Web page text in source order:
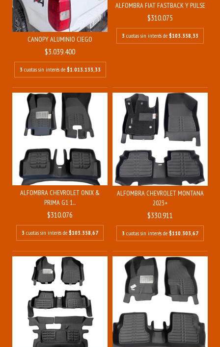
CANOPY ALUMINIO CIEGO
$3.039.400
3 cuotas sin interés de $1.013.133,33
ALFOMBRA FIAT FASTBACK Y PULSE
$310.075
3 cuotas sin interés de $103.358,33
ALFOMBRA CHEVROLET ONIX &
PRIMA G1 1...
$310.076
3 cuotas sin interés de $103.358,67
ALFOMBRA CHEVROLET MONTANA
2023+
$330.911
3 cuotas sin interés de $110.303,67